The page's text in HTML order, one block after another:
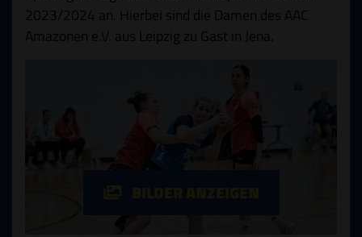
2023/2024 an. Hierbei sind die Damen des AAC
Amazonen e.V. aus Leipzig zu Gast in Jena.